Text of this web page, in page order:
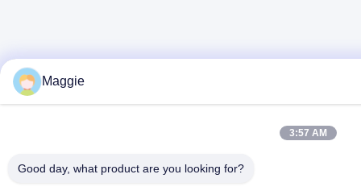
Maggie
3:57 AM
Good day, what product are you looking for?